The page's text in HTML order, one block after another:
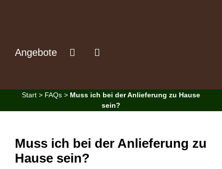
Angebote
Start > FAQs > Muss ich bei der Anlieferung zu Hause
sein?
Muss ich bei der Anlieferung zu
Hause sein?